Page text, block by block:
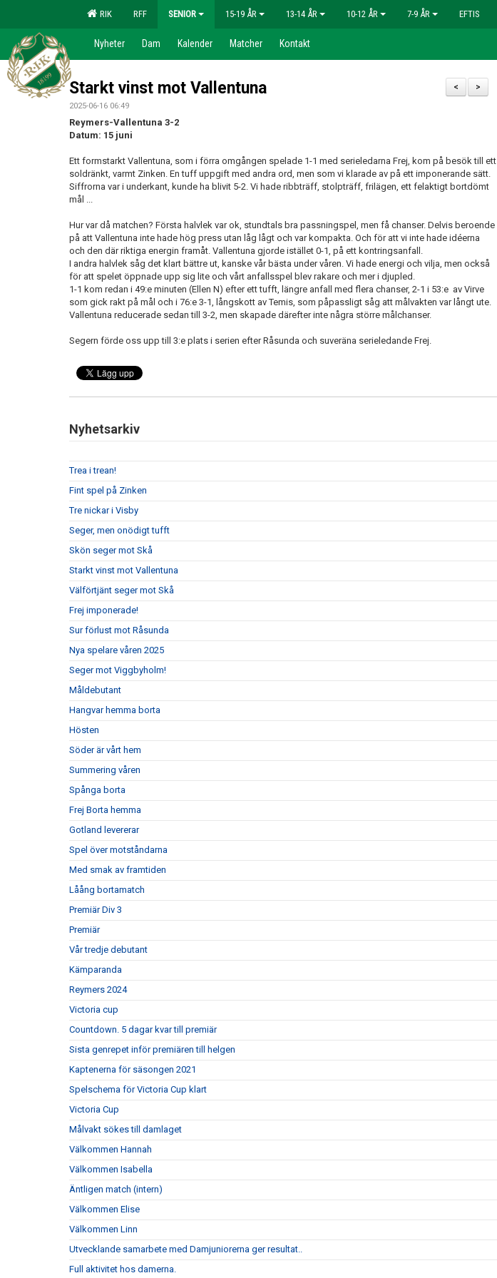
RIK RFF SENIOR 15-19 ÅR 13-14 ÅR 10-12 ÅR 7-9 ÅR EFTIS
Nyheter Dam Kalender Matcher Kontakt
>
<
Starkt vinst mot Vallentuna
2025-06-16 06:49
Reymers-Vallentuna 3-2
Datum: 15 juni
Ett formstarkt Vallentuna, som i förra omgången spelade 1-1 med serieledarna Frej, kom på besök till ett
soldränkt, varmt Zinken. En tuff uppgift med andra ord, men som vi klarade av på ett imponerande sätt.
Siffrorna var i underkant, kunde ha blivit 5-2. Vi hade ribbträff, stolpträff, frilägen, ett felaktigt bortdömt
mål ...
Hur var då matchen? Första halvlek var ok, stundtals bra passningspel, men få chanser. Delvis beroende
på att Vallentuna inte hade hög press utan låg lågt och var kompakta. Och för att vi inte hade idéerna
och den där riktiga energin framåt. Vallentuna gjorde istället 0-1, på ett kontringsanfall.
I andra halvlek såg det klart bättre ut, kanske vår bästa under våren. Vi hade energi och vilja, men också
för att spelet öppnade upp sig lite och vårt anfallsspel blev rakare och mer i djupled.
1-1 kom redan i 49:e minuten (Ellen N) efter ett tufft, längre anfall med flera chanser, 2-1 i 53:e av Virve
som gick rakt på mål och i 76:e 3-1, långskott av Temis, som påpassligt såg att målvakten var långt ute.
Vallentuna reducerade sedan till 3-2, men skapade därefter inte några större målchanser.
Segern förde oss upp till 3:e plats i serien efter Råsunda och suveräna serieledande Frej.
Nyhetsarkiv
Trea i trean!
Fint spel på Zinken
Tre nickar i Visby
Seger, men onödigt tufft
Skön seger mot Skå
Starkt vinst mot Vallentuna
Välförtjänt seger mot Skå
Frej imponerade!
Sur förlust mot Råsunda
Nya spelare våren 2025
Seger mot Viggbyholm!
Måldebutant
Hangvar hemma borta
Hösten
Söder är vårt hem
Summering våren
Spånga borta
Frej Borta hemma
Gotland levererar
Spel över motståndarna
Med smak av framtiden
Låång bortamatch
Premiär Div 3
Premiär
Vår tredje debutant
Kämparanda
Reymers 2024
Victoria cup
Countdown. 5 dagar kvar till premiär
Sista genrepet inför premiären till helgen
Kaptenerna för säsongen 2021
Spelschema för Victoria Cup klart
Victoria Cup
Målvakt sökes till damlaget
Välkommen Hannah
Välkommen Isabella
Äntligen match (intern)
Välkommen Elise
Välkommen Linn
Utvecklande samarbete med Damjuniorerna ger resultat..
Full aktivitet hos damerna.